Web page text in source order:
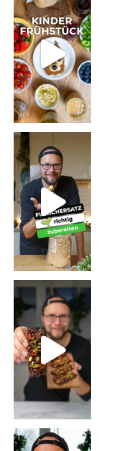
| Rezept
| W